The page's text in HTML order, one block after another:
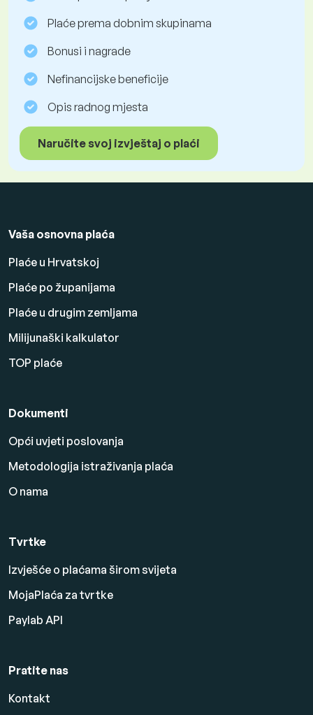
Plaće prema dobnim skupinama
Bonusi i nagrade
Nefinancijske beneficije
Opis radnog mjesta
Naručite svoj izvještaj o plaći
Vaša osnovna plaća
Plaće u Hrvatskoj
Plaće po županijama
Plaće u drugim zemljama
Milijunaški kalkulator
TOP plaće
Dokumenti
Opći uvjeti poslovanja
Metodologija istraživanja plaća
O nama
Tvrtke
Izvješće o plaćama širom svijeta
MojaPlaća za tvrtke
Paylab API
Pratite nas
Kontakt